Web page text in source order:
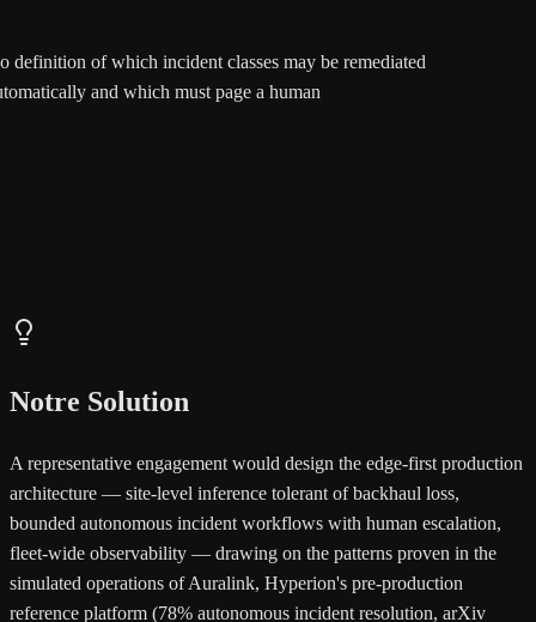
definition of which incident classes may be remediated
and which must page a human
Notre Solution
A representative engagement would design the edge-first production
architecture — site-level inference tolerant of backhaul loss,
bounded autonomous incident workflows with human escalation,
fleet-wide observability — drawing on the patterns proven in the
simulated operations of Auralink, Hyperion's pre-production
reference platform (78% autonomous incident resolution, arXiv